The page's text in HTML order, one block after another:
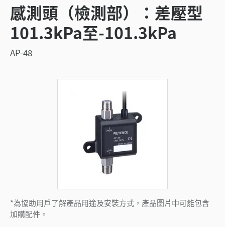
感測頭（檢測部）：差壓型
101.3kPa至-101.3kPa
AP-48
*為協助用戶了解產品用途及安裝方式，產品圖片中可能包含
加購配件。